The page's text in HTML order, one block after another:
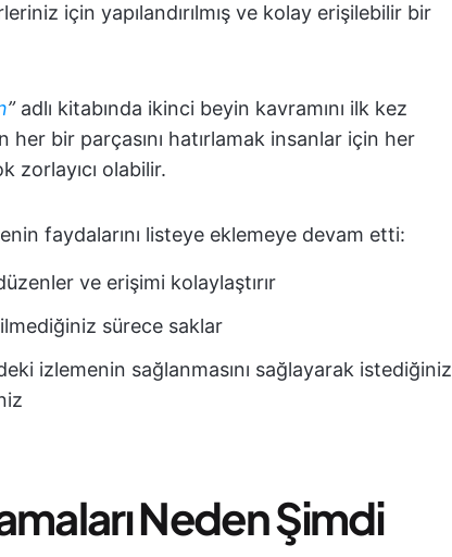
için yapılandırılmış ve kolay erişilebilir bir
”adlı kitabında ikinci beyin kavramını ilk kez
bir parçasını hatırlamak insanlar için her
zorlayıcı olabilir.
faydalarını listeye eklemeye devam etti:
ve erişimi kolaylaştırır
sürece saklar
izlemenin sağlanmasını sağlayarak istediğiniz
Neden Şimdi